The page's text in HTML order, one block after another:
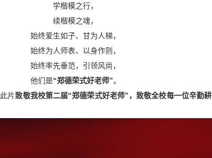
学楷模之行，
续楷模之魂，
始终爱生如子、甘为人梯，
始终为人师表、以身作则，
始终率先垂范，引领风尚，
他们是“郑德荣式好老师”。
片致敬我校第二届“郑德荣式好老师”，致敬全校每一位辛勤